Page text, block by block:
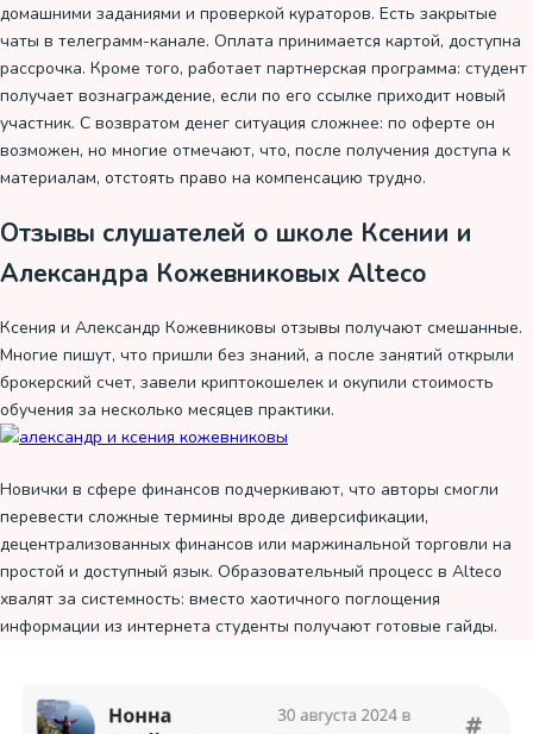
домашними заданиями и проверкой кураторов. Есть закрытые
чаты в телеграмм-канале. Оплата принимается картой, доступна
рассрочка. Кроме того, работает партнерская программа: студент
получает вознаграждение, если по его ссылке приходит новый
участник. С возвратом денег ситуация сложнее: по оферте он
возможен, но многие отмечают, что, после получения доступа к
материалам, отстоять право на компенсацию трудно.
Отзывы слушателей о школе Ксении и
Александра Кожевниковых Alteco
Ксения и Александр Кожевниковы отзывы получают смешанные.
Многие пишут, что пришли без знаний, а после занятий открыли
брокерский счет, завели криптокошелек и окупили стоимость
обучения за несколько месяцев практики.
Новички в сфере финансов подчеркивают, что авторы смогли
перевести сложные термины вроде диверсификации,
децентрализованных финансов или маржинальной торговли на
простой и доступный язык. Образовательный процесс в Alteco
хвалят за системность: вместо хаотичного поглощения
информации из интернета студенты получают готовые гайды.